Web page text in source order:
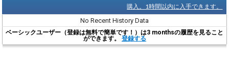
購入。1時間以内に入手できます。
No Recent History Data
ベーシックユーザー（登録は無料で簡単です！）は3 monthsの履歴を見ること
ができます。 登録する